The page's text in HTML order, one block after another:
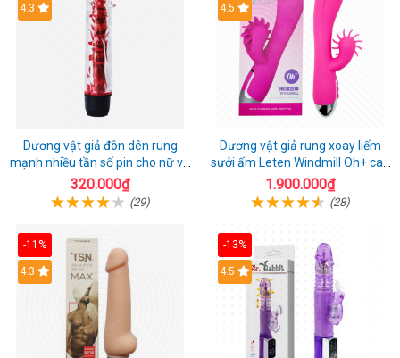
4.3
Dương vật giả đôn dên rung
mạnh nhiều tần số pin cho nữ và
cặp đôi
320.000₫
(29)
4.5
Dương vật giả rung xoay liếm
sưởi ấm Leten Windmill Oh+ cao
cấp
1.900.000₫
(28)
-11%
4.3
-13%
4.5